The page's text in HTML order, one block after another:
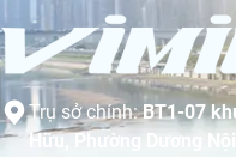
Trụ sở chính:BT1-07
Hữu, Phường Dương